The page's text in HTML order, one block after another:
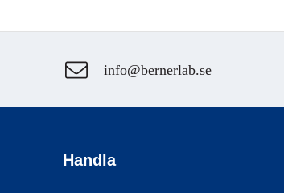
info@bernerlab.se
Handla